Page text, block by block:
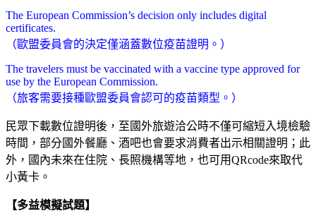
The European Commission’s decision only includes digital
certificates.
（歐盟委員會的決定僅涵蓋數位疫苗證明。）
The travelers must be vaccinated with a vaccine type approved for
use by the European Commission.
（旅客需要接種歐盟委員會認可的疫苗類型。）
民眾下載數位證明後，至國外旅遊洽公時不僅可縮短入境檢驗
時間，部分國外餐廳、酒吧也會要求消費者出示相關證明；此
外，國內未來在住院、長照機構等地，也可用QRcode來取代
小黃卡。
【多益模擬試題】